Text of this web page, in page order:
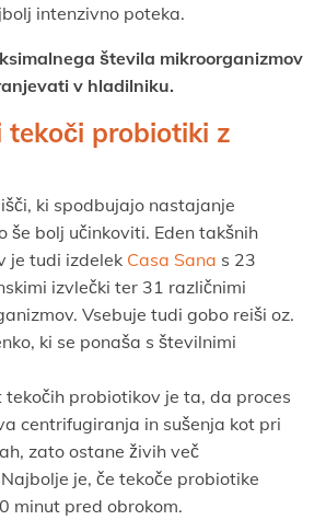
intenzivno poteka.
števila mikroorganizmov
v hladilniku.
tekoči probiotiki z
ki spodbujajo nastajanje
še bolj učinkoviti. Eden takšnih
je tudi izdelek Casa Sana s 23
izvlečki ter 31 različnimi
Vsebuje tudi gobo reiši oz.
ki se ponaša s številnimi
probiotikov je ta, da proces
centrifugiranja in sušenja kot pri
zato ostane živih več
je, če tekoče probiotike
minut pred obrokom.